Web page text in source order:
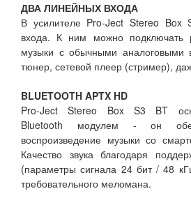
ДВА ЛИНЕЙНЫХ ВХОДА
В усилителе Pro-Ject Stereo Box
входа. К ним можно подключать
музыки с обычными аналоговыми
тюнер, сетевой плеер (стример),
BLUETOOTH APTX HD
Pro-Ject Stereo Box S3 BT
Bluetooth модулем - он
воспроизведение музыки со
Качество звука благодаря
(параметры сигнала 24 бит / 48
требовательного меломана.